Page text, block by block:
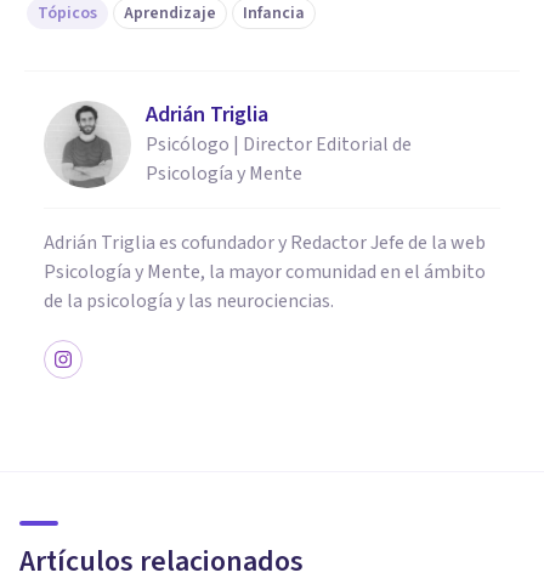
Tópicos Aprendizaje Infancia
Adrián Triglia
Psicólogo | Director Editorial de
Psicología y Mente
Adrián Triglia es cofundador y Redactor Jefe de la web
Psicología y Mente, la mayor comunidad en el ámbito
de la psicología y las neurociencias.
Artículos relacionados
desarrollarlas?